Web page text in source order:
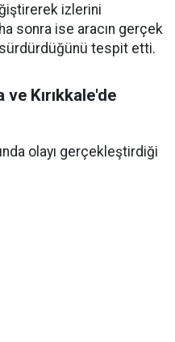
izlerini
sonra ise aracın gerçek
sürdürdüğünü tespit etti.
Kırıkkale'de
olayı gerçekleştirdiği